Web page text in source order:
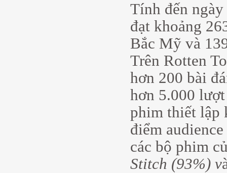
Tính đến
đạt khoảng
Bắc Mỹ và
Trên Rotten
hơn 200 bài
hơn 5.000
phim thiết lập
điểm
các bộ phim
Stitch (93%) v